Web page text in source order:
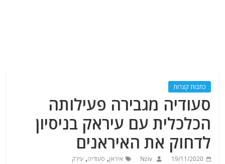
כתבות קצרות
סעודיה מגבירה פעילותה
הכלכלית עם עיראק בניסיון
לדחוק את האיראנים
19/11/2020
Nziv איראן, סעודיה,עירק